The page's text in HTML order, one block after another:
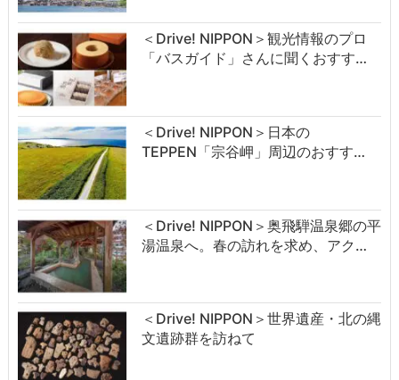
＜Drive! NIPPON＞観光情報のプロ
「バスガイド」さんに聞くおすす…
＜Drive! NIPPON＞日本の
TEPPEN「宗谷岬」周辺のおすす…
＜Drive! NIPPON＞奥飛騨温泉郷の平
湯温泉へ。春の訪れを求め、アク…
＜Drive! NIPPON＞世界遺産・北の縄
文遺跡群を訪ねて